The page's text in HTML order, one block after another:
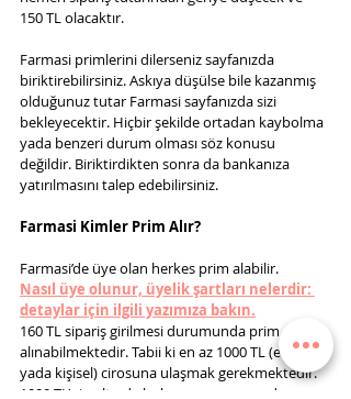
150 TL olacaktır.
Farmasi primlerini dilerseniz sayfanızda
biriktirebilirsiniz. Askıya düşülse bile kazanmış
olduğunuz tutar Farmasi sayfanızda sizi
bekleyecektir. Hiçbir şekilde ortadan kaybolma
yada benzeri durum olması söz konusu
değildir. Biriktirdikten sonra da bankanıza
yatırılmasını talep edebilirsiniz.
Farmasi Kimler Prim Alır?
Farmasi’de üye olan herkes prim alabilir.
Nasıl üye olunur, üyelik şartları nelerdir:
detaylar için ilgili yazımıza bakın.
160 TL sipariş girilmesi durumunda prim
alınabilmektedir. Tabii ki en az 1000 TL (ekip
yada kişisel) cirosuna ulaşmak gerekmektedir.
1000 TL’nin altında bulunan grup puandan;